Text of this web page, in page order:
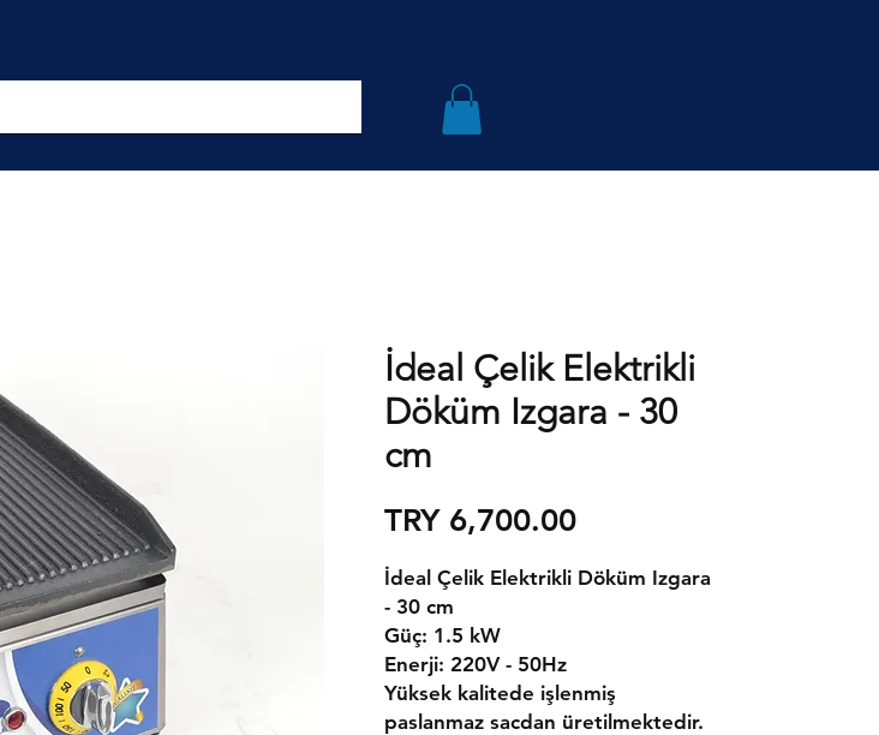
İdeal Çelik Elektrikli
Döküm Izgara - 30
cm
TRY 6,700.00Price
İdeal Çelik Elektrikli Döküm Izgara
- 30 cm
Güç: 1.5 kW
Enerji: 220V - 50Hz
Yüksek kalitede işlenmiş
paslanmaz sacdan üretilmektedir.